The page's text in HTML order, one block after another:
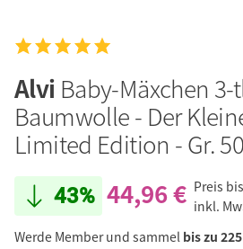
Alvi Baby-Mäxchen 3-
Baumwolle - Der
Limited Edition - Gr.
43% 44,96 € Preis
inkl.
Werde Member und sammel bis zu